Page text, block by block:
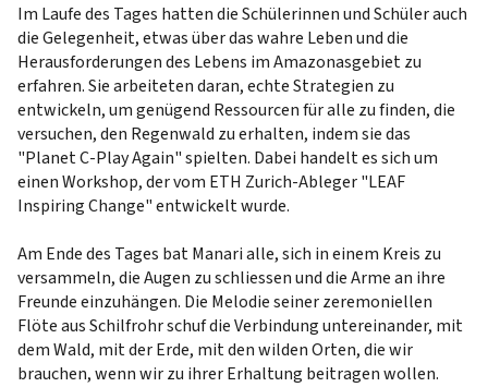
Im Laufe des Tages hatten die Schülerinnen und Schüler auch
die Gelegenheit, etwas über das wahre Leben und die
Herausforderungen des Lebens im Amazonasgebiet zu
erfahren. Sie arbeiteten daran, echte Strategien zu
entwickeln, um genügend Ressourcen für alle zu finden, die
versuchen, den Regenwald zu erhalten, indem sie das
"Planet C-Play Again" spielten. Dabei handelt es sich um
einen Workshop, der vom ETH Zurich-Ableger "LEAF
Inspiring Change" entwickelt wurde.
Am Ende des Tages bat Manari alle, sich in einem Kreis zu
versammeln, die Augen zu schliessen und die Arme an ihre
Freunde einzuhängen. Die Melodie seiner zeremoniellen
Flöte aus Schilfrohr schuf die Verbindung untereinander, mit
dem Wald, mit der Erde, mit den wilden Orten, die wir
brauchen, wenn wir zu ihrer Erhaltung beitragen wollen.